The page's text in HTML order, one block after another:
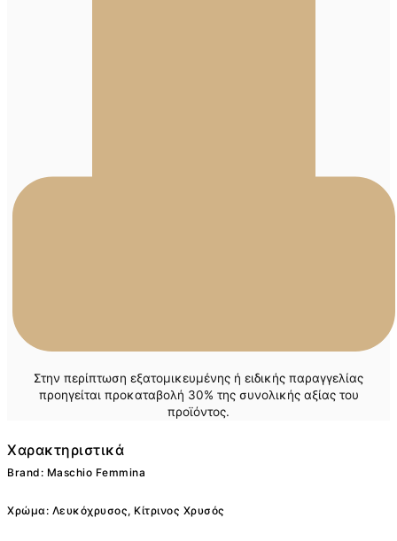
Στην περίπτωση εξατομικευμένης ή ειδικής παραγγελίας
προηγείται προκαταβολή 30% της συνολικής αξίας του
προϊόντος.
Χαρακτηριστικά
Brand: Maschio Femmina
Χρώμα: Λευκόχρυσος, Κίτρινος Χρυσός